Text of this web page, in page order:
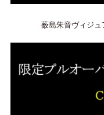
薮島朱音ヴィジ